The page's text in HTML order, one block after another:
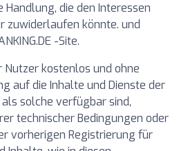
die den Interessen
zuwiderlaufen könnte. und
-Site.
Nutzer kostenlos und ohne
auf die Inhalte und Dienste der
solche verfügbar sind,
technischer Bedingungen oder
vorherigen Registrierung für